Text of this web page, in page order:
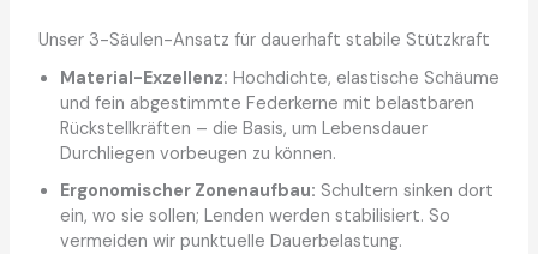
Unser 3-Säulen-Ansatz für dauerhaft stabile Stützkraft
Material-Exzellenz: Hochdichte, elastische Schäume
und fein abgestimmte Federkerne mit belastbaren
Rückstellkräften – die Basis, um Lebensdauer
Durchliegen vorbeugen zu können.
Ergonomischer Zonenaufbau: Schultern sinken dort
ein, wo sie sollen; Lenden werden stabilisiert. So
vermeiden wir punktuelle Dauerbelastung.